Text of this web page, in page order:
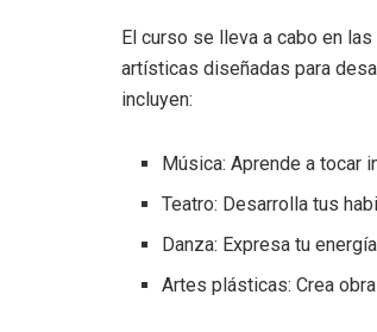
El curso se lleva a cabo en
artísticas diseñadas para
incluyen:
Música: Aprende a tocar
Teatro: Desarrolla tus
Danza: Expresa tu
Artes plásticas: Crea